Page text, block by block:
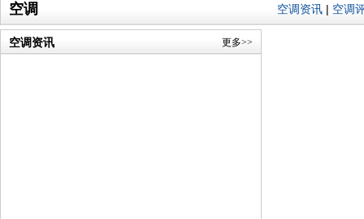
空调 空调资讯 | 空调
更多>>
空调资讯